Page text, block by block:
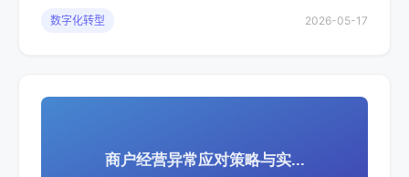
数字化转型 2026-05-17